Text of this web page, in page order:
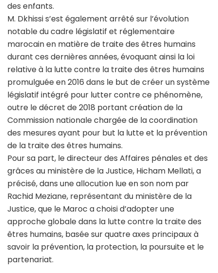
des enfants.
M. Dkhissi s’est également arrêté sur l’évolution
notable du cadre législatif et réglementaire
marocain en matière de traite des êtres humains
durant ces dernières années, évoquant ainsi la loi
relative à la lutte contre la traite des êtres humains
promulguée en 2016 dans le but de créer un système
législatif intégré pour lutter contre ce phénomène,
outre le décret de 2018 portant création de la
Commission nationale chargée de la coordination
des mesures ayant pour but la lutte et la prévention
de la traite des êtres humains.
Pour sa part, le directeur des Affaires pénales et des
grâces au ministère de la Justice, Hicham Mellati, a
précisé, dans une allocution lue en son nom par
Rachid Meziane, représentant du ministère de la
Justice, que le Maroc a choisi d’adopter une
approche globale dans la lutte contre la traite des
êtres humains, basée sur quatre axes principaux à
savoir la prévention, la protection, la poursuite et le
partenariat.